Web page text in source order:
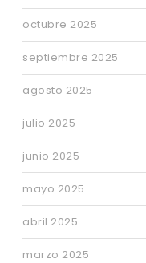
octubre 2025
septiembre 2025
agosto 2025
julio 2025
junio 2025
mayo 2025
abril 2025
marzo 2025